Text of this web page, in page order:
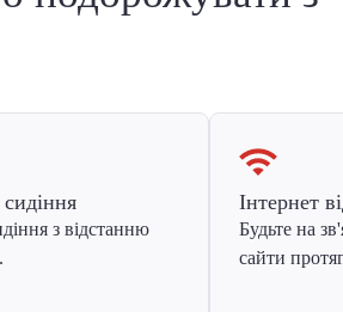
сидіння
з відстанню
Інтернет
Будьте на
сайти